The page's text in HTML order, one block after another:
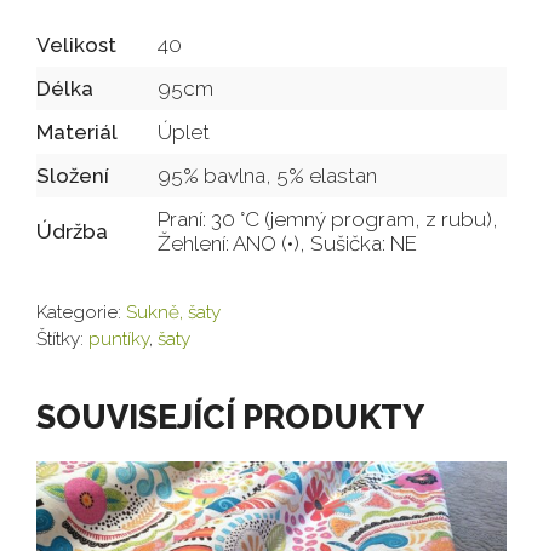
Velikost
40
Délka
95cm
Materiál
Úplet
Složení
95% bavlna, 5% elastan
Údržba
Praní: 30 °C (jemný program, z rubu),
Žehlení: ANO (•), Sušička: NE
Kategorie: Sukně, šaty
Štítky: puntíky, šaty
SOUVISEJÍCÍ PRODUKTY